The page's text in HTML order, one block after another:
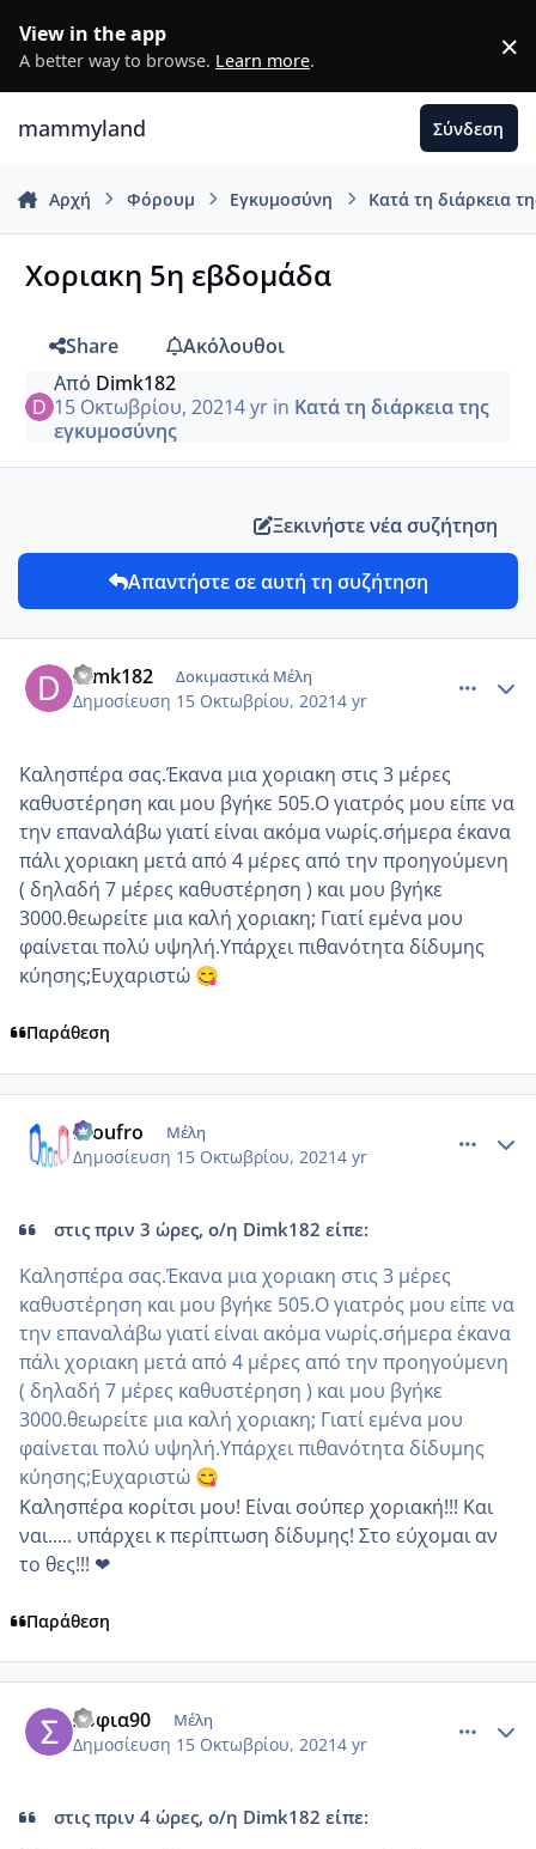
View in the app
A better way to browse. Learn more. ×
mammyland Σύνδεση
Αρχή Φόρουμ Εγκυμοσύνη Κατά τη διάρκεια
Χοριακη 5η εβδομάδα
Share
Ακόλουθοι
Από Dimk182
15 Οκτωβρίου, 20214 yrin Κατά τη διάρκεια της
εγκυμοσύνης
Ξεκινήστε νέα συζήτηση
Απαντήστε σε αυτή τη συζήτηση
Dimk182 Δοκιμαστικά Μέλη
Δημοσίευση 15 Οκτωβρίου, 20214 yr
Καλησπέρα σας.Έκανα μια χοριακη στις 3 μέρες
καθυστέρηση και μου βγήκε 505.Ο γιατρός μου είπε να
την επαναλάβω γιατί είναι ακόμα νωρίς.σήμερα έκανα
πάλι χοριακη μετά από 4 μέρες από την προηγούμενη
( δηλαδή 7 μέρες καθυστέρηση ) και μου βγήκε
3000.θεωρείτε μια καλή χοριακη; Γιατί εμένα μου
φαίνεται πολύ υψηλή.Υπάρχει πιθανότητα δίδυμης
κύησης;Ευχαριστώ 😋
Παράθεση
Froufro Μέλη
Δημοσίευση 15 Οκτωβρίου, 20214 yr
στις πριν 3 ώρες, ο/η Dimk182 είπε:
Καλησπέρα σας.Έκανα μια χοριακη στις 3 μέρες
καθυστέρηση και μου βγήκε 505.Ο γιατρός μου είπε να
την επαναλάβω γιατί είναι ακόμα νωρίς.σήμερα έκανα
πάλι χοριακη μετά από 4 μέρες από την προηγούμενη
( δηλαδή 7 μέρες καθυστέρηση ) και μου βγήκε
3000.θεωρείτε μια καλή χοριακη; Γιατί εμένα μου
φαίνεται πολύ υψηλή.Υπάρχει πιθανότητα δίδυμης
κύησης;Ευχαριστώ 😋
Καλησπέρα κορίτσι μου! Είναι σούπερ χοριακή!!! Και
ναι..... υπάρχει κ περίπτωση δίδυμης! Στο εύχομαι αν
το θες!!! ❤
Παράθεση
Σοφια90 Μέλη
Δημοσίευση 15 Οκτωβρίου, 20214 yr
στις πριν 4 ώρες, ο/η Dimk182 είπε: